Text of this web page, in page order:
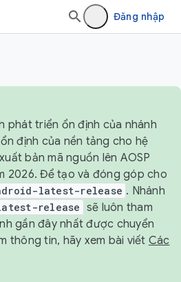
Đăng nhập
phát triển ổn định của nhánh
định của nền tảng cho hệ
bản mã nguồn lên AOSP
2026. Để tạo và đóng góp cho
latest-release . Nhánh
release sẽ luôn tham
gần đây nhất được chuyển
thông tin, hãy xem bài viết Các